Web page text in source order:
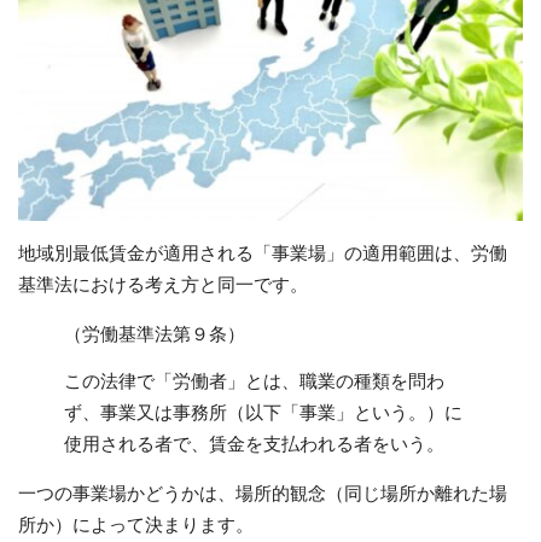
地域別最低賃金が適用される「事業場」の適用範囲は、労働
基準法における考え方と同一です。
（労働基準法第９条）
この法律で「労働者」とは、職業の種類を問わ
ず、事業又は事務所（以下「事業」という。）に
使用される者で、賃金を支払われる者をいう。
一つの事業場かどうかは、場所的観念（同じ場所か離れた場
所か）によって決まります。